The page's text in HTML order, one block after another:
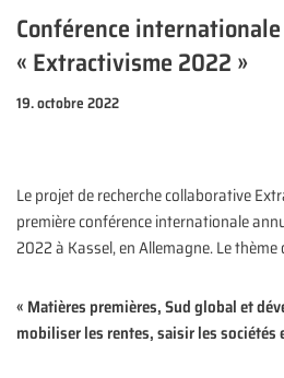
Conférence
« Extractivisme 2022 »
19. octobre 2022
Le projet de recherche collaborative
première conférence internationale
2022 à Kassel, en Allemagne. Le
« Matières premières, Sud global et
mobiliser les rentes, saisir les sociétés